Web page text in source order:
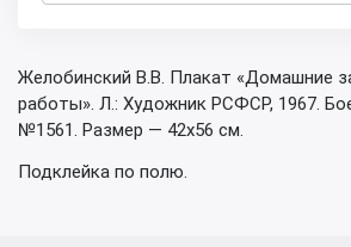
Желобинский В.В. Плакат «Домашние
работы». Л.: Художник РСФСР, 1967.
№1561. Размер — 42х56 см.
Подклейка по полю.